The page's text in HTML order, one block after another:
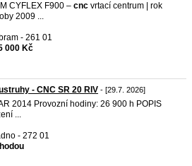
CYFLEX F900 – cnc vrtací centrum | rok
2009 ...
- 261 01
000 Kč
- CNC SR 20 RIV - [29.7. 2026]
2014 Provozní hodiny: 26 900 h POPIS
...
- 272 01